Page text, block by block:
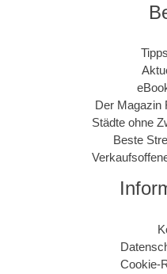
Der Magazin
Städte ohne
Beste
Cookie-